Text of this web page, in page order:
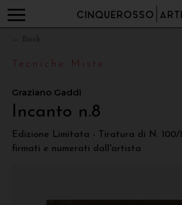
Tecniche Miste
Graziano Gaddi
Incanto n.8
Edizione Limitata - Tiratura di N. 100/
firmati e numerati dall'artista